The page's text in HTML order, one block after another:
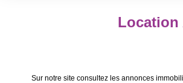
Location
Sur notre site consultez les annonces